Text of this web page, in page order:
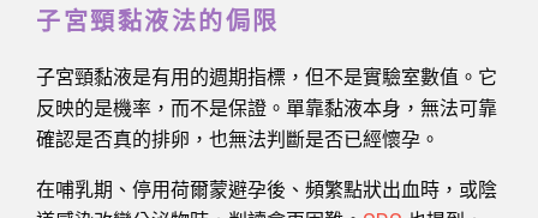
子宮頸黏液法的侷限
子宮頸黏液是有用的週期指標，但不是實驗室數值。它
反映的是機率，而不是保證。單靠黏液本身，無法可靠
確認是否真的排卵，也無法判斷是否已經懷孕。
在哺乳期、停用荷爾蒙避孕後、頻繁點狀出血時，或陰